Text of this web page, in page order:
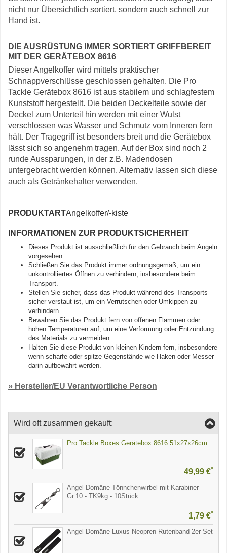
nicht nur Übersichtlich sortiert, sondern auch schnell zur
Hand ist.
DIE AUSRÜSTUNG IMMER SORTIERT GRIFFBEREIT
MIT DER GERÄTEBOX 8616
Dieser Angelkoffer wird mittels praktischer
Schnappverschlüsse geschlossen gehalten. Die Pro
Tackle Gerätebox 8616 ist aus stabilem und schlagfestem
Kunststoff hergestellt. Die beiden Deckelteile sowie der
Deckel zum Unterteil hin werden mit einer Wulst
verschlossen was Wasser und Schmutz vom Inneren fern
hält. Der Tragegriff ist besonders breit und die Gerätebox
lässt sich so angenehm tragen. Auf der Box sind noch 2
runde Aussparungen, in der z.B. Madendosen
untergebracht werden können. Alternativ lassen sich diese
auch als Getränkehalter verwenden.
PRODUKTARTAngelkoffer/-kiste
INFORMATIONEN ZUR PRODUKTSICHERHEIT
Dieses Produkt ist ausschließlich für den Gebrauch beim Angeln
vorgesehen.
Schließen Sie das Produkt immer ordnungsgemäß, um ein
unkontrolliertes Öffnen zu verhindern, insbesondere beim
Transport.
Stellen Sie sicher, dass das Produkt während des Transports
sicher verstaut ist, um ein Verrutschen oder Umkippen zu
verhindern.
Bewahren Sie das Produkt fern von offenen Flammen oder
hohen Temperaturen auf, um eine Verformung oder Entzündung
des Materials zu vermeiden.
Halten Sie diese Produkt von kleinen Kindern fern, insbesondere
wenn scharfe oder spitze Gegenstände wie Haken oder Messer
darin aufbewahrt werden.
» Hersteller/EU Verantwortliche Person
Wird oft zusammen gekauft:
Pro Tackle Boxes Gerätebox 8616 51x27x26cm
49,99 €*
Angel Domäne Tönnchenwirbel mit Karabiner
Gr.10 - TK9kg - 10Stück
1,79 €*
Angel Domäne Luxus Neopren Rutenband 2er Set